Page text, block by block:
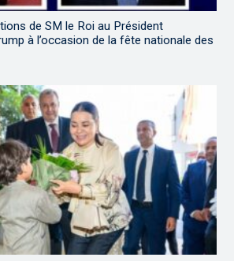
de SM le Roi au Président
à l’occasion de la fête nationale des